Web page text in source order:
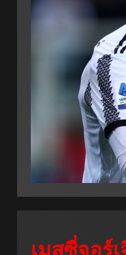
เมสซี่จอร์